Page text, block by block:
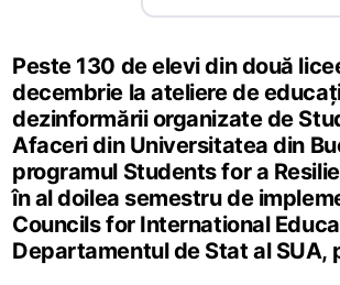
Peste 130 de elevi din două
decembrie la ateliere de
dezinformării organizate de
Afaceri din Universitatea din
programul Students for a
în al doilea semestru de
Councils for International
Departamentul de Stat al